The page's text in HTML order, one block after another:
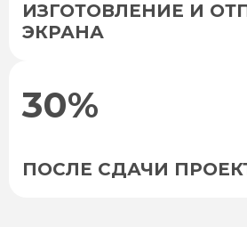
ИЗГОТОВЛЕНИЕ И
ЭКРАНА
30%
ПОСЛЕ СДАЧИ